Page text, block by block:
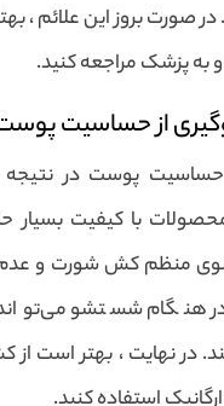
بروز این علائم ،
به پزشک مراجعه کنید.
از حساسیت
حساسیت پوست در
با کیفیت بسیار
منظم کش شورت و عدم
هنگام شستشو
در نهایت ، بهتر است از